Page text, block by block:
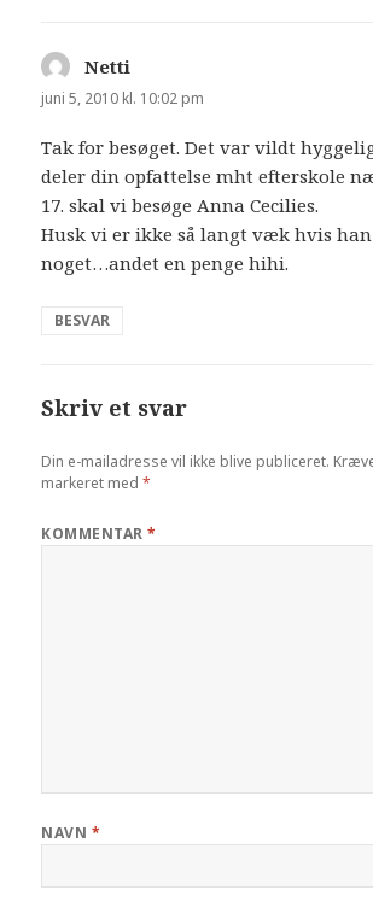
Netti
juni 5, 2010 kl. 10:02 pm
Tak for besøget. Det var vildt
deler din opfattelse mht efterskole
17. skal vi besøge Anna Cecilies.
Husk vi er ikke så langt væk hvis
noget…andet en penge hihi.
BESVAR
Skriv et svar
Din e-mailadresse vil ikke blive publiceret.
markeret med*
KOMMENTAR*
NAVN *